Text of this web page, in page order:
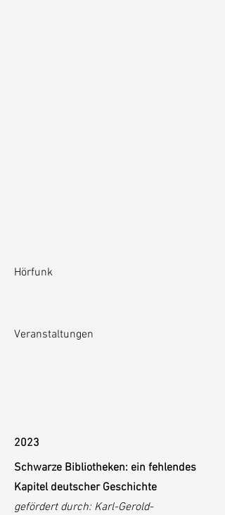
Hörfunk
Veranstaltungen
2023
Schwarze Bibliotheken: ein fehlendes
Kapitel deutscher Geschichte
gefördert durch: Karl-Gerold-